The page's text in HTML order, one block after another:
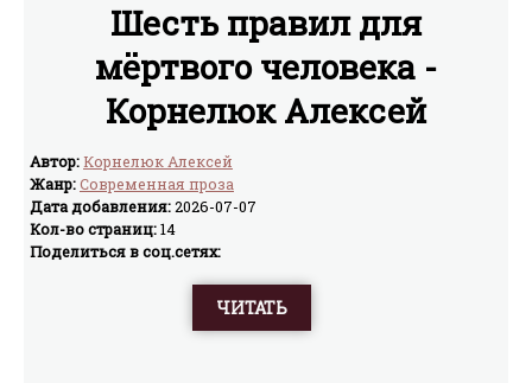
Шесть правил для
мёртвого человека -
Корнелюк Алексей
Автор:Корнелюк Алексей
Жанр:Современная проза
Дата добавления:2026-07-07
Кол-во страниц:14
Поделиться в соц.сетях:
ЧИТАТЬ